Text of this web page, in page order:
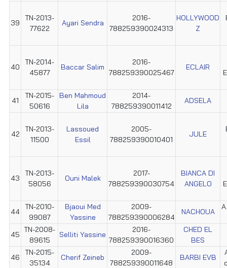
39
TN-2013-
77622
Ayari Sendra
2016-
788259390024313
HOLLYWOOD
Z
40
TN-2014-
45877
Baccar Salim
2016-
788259390025467
ECLAIR
41
TN-2015-
50616
Ben Mahmoud
Lila
2014-
788259390011412
ADSELA
42
TN-2013-
11500
Lassoued
Essil
2005-
788259390010401
JULE
43
TN-2013-
58056
Ouni Malek
2017-
788259390030754
BIANCA DI
ANGELO
44
TN-2010-
99087
Bjaoui Med
Yassine
2009-
788259390006284
NACHOUA
45
TN-2008-
89615
Selliti Yassine
2016-
788259390016360
CHED EL
BES
46
TN-2015-
35134
Cherif Zeineb
2009-
788259390011648
BARBI EVB